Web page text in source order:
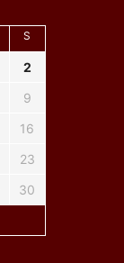
S
2
9
16
23
30